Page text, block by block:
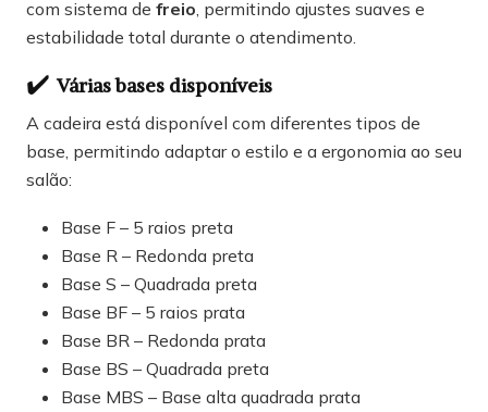
com sistema de freio, permitindo ajustes suaves e
estabilidade total durante o atendimento.
✔️Várias bases disponíveis
A cadeira está disponível com diferentes tipos de
base, permitindo adaptar o estilo e a ergonomia ao seu
salão:
Base F – 5 raios preta
Base R – Redonda preta
Base S – Quadrada preta
Base BF – 5 raios prata
Base BR – Redonda prata
Base BS – Quadrada preta
Base MBS – Base alta quadrada prata